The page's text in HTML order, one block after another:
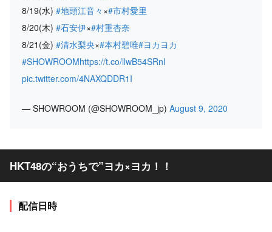
8/19(水) #地頭江音々 ×#市村愛里
8/20(木) #石安伊×#村重杏奈
8/21(金) #清水梨央×#本村碧唯#ヨカヨカ
#SHOWROOMhttps://t.co/llwB54SRnl
pic.twitter.com/4NAXQDDR1I
— SHOWROOM (@SHOWROOM_jp) August 9, 2020
HKT48の“おうちで”ヨカ×ヨカ！！
配信日時